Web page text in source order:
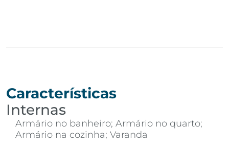
Características
Internas
Armário no banheiro; Armário no quarto;
Armário na cozinha; Varanda